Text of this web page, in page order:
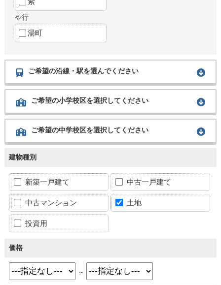
や行
湯町
ご希望の沿線・駅を選んでください
ご希望の小学校区を選択してください
ご希望の中学校区を選択してください
建物種別
新築一戸建て 中古一戸建て
中古マンション 土地
投資用
価格
～